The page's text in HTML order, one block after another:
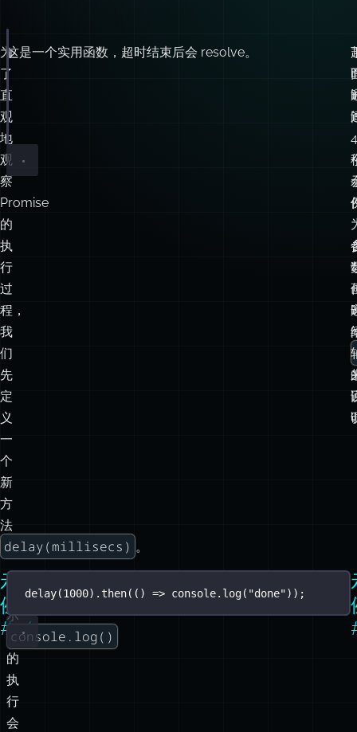
为
了
直
观
地
观
察
Promise
的
执
行
过
程，
我
们
先
定
义
一
个
新
方
法
delay(millisecs) 。
function delay millisecs) {
(millisecs), millisecs);
这是一个实用函数，超时结束后会 resolve。
4
示
例
#1/4
示
console.log()
的
执
行
会
delay(1000). then(() => console. log( "done"));